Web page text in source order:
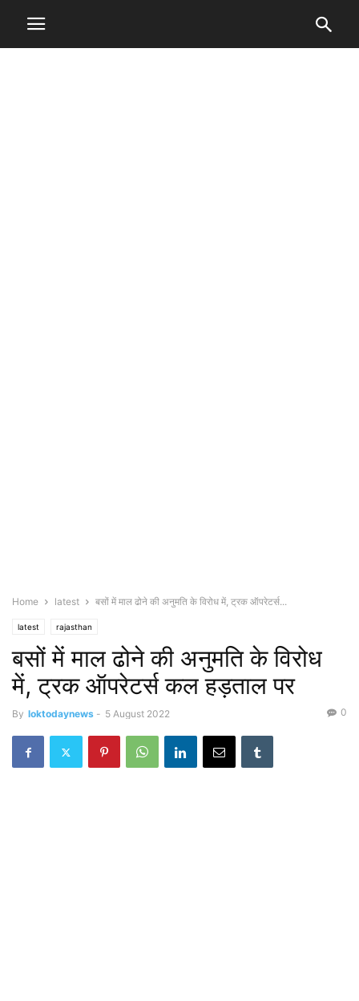
Home latest बसों में माल ढोने की अनुमति के विरोध में, ट्रक ऑपरेटर्स...
latest rajasthan
बसों में माल ढोने की अनुमति के विरोध
में, ट्रक ऑपरेटर्स कल हड़ताल पर
By loktodaynews - 5 August 2022 0